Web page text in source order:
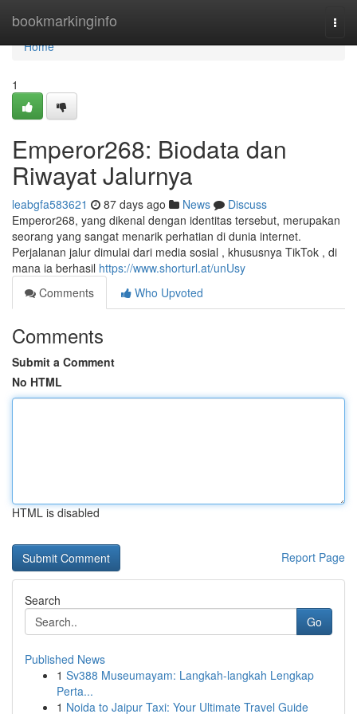
bookmarkinginfo
Home
Home
1
Emperor268: Biodata dan
Riwayat Jalurnya
leabgfa583621 87 days ago News
Discuss
Emperor268, yang dikenal dengan identitas tersebut, merupakan
seorang yang sangat menarik perhatian di dunia internet.
Perjalanan jalur dimulai dari media sosial , khususnya TikTok , di
mana ia berhasil https://www.shorturl.at/unUsy
Comments
Who Upvoted
Comments
Submit a Comment
No HTML
HTML is disabled
Report Page
Search
Go
Published News
1 Sv388 Museumayam: Langkah-langkah Lengkap
Perta...
1 Noida to Jaipur Taxi: Your Ultimate Travel Guide